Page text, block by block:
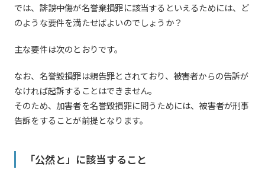
では、誹謗中傷が名誉棄損罪に該当するといえるためには、ど
のような要件を満たせばよいのでしょうか？
主な要件は次のとおりです。
なお、名誉毀損罪は親告罪とされており、被害者からの告訴が
なければ起訴することはできません。
そのため、加害者を名誉毀損罪に問うためには、被害者が刑事
告訴をすることが前提となります。
「公然と」に該当すること